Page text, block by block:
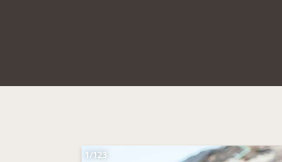
1/123